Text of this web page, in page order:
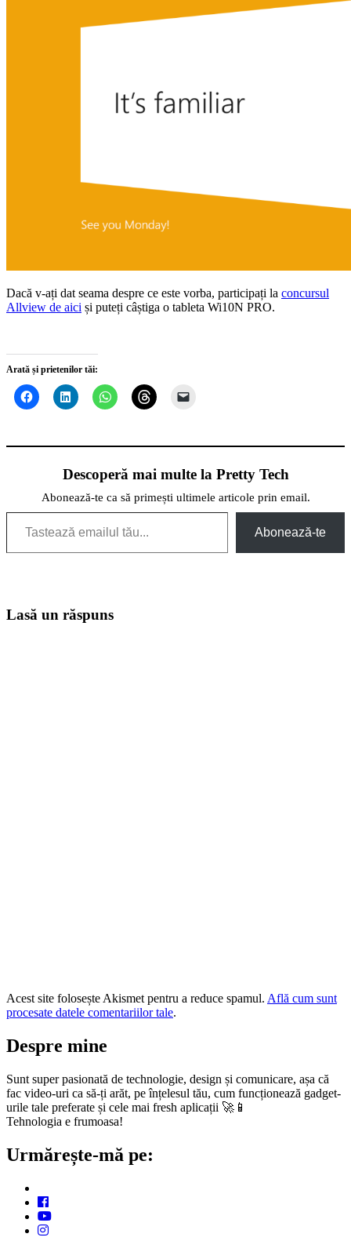
Dacă v-ați dat seama despre ce este vorba, participați la concursul
Allview de aici și puteți câștiga o tableta Wi10N PRO.
Arată și prietenilor tăi:
Descoperă mai multe la Pretty Tech
Abonează-te ca să primești ultimele articole prin email.
Tastează emailul tău...
Abonează-te
Lasă un răspuns
Acest site folosește Akismet pentru a reduce spamul. Află cum sunt
procesate datele comentariilor tale.
Despre mine
Sunt super pasionată de technologie, design și comunicare, așa că
fac video-uri ca să-ți arăt, pe înțelesul tău, cum funcționează gadget-
urile tale preferate și cele mai fresh aplicații 🚀📱
Tehnologia e frumoasa!
Urmărește-mă pe: